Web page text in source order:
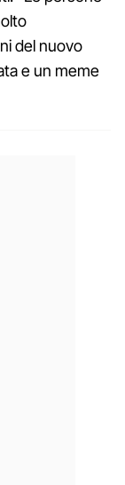
del nuovo
e un meme